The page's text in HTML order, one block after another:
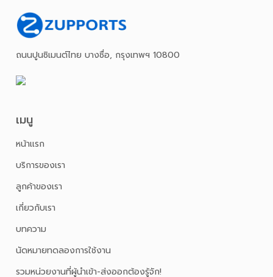
ถนนปูนซิเมนต์ไทย บางซื่อ, กรุงเทพฯ 10800
เมนู
หน้าเเรก
บริการของเรา
ลูกค้าของเรา
เกี่ยวกับเรา
บทความ
นัดหมายทดลองการใช้งาน
รวมหน่วยงานที่ผู้นำเข้า-ส่งออกต้องรู้จัก!